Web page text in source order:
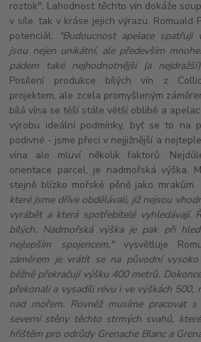
roztok". Lahodnost těchto vín dokáže
v síle, tak v kráse jejich výrazu. Romuald
potenciál:
"Budoucnost apelace
jsou nejen unikátní, ale především
pádem také nejhodnotnější (a
Posílení produkce bílých vín z
projektem, ale zcela promyšleným
bílá vína se těší stále větší oblibě a
výrobu ideální podmínky, byť se to na
podivné - jsme přeci v nejjižnější a
vína ale mluví několik faktorů.
orientace parcel, je nadmořská výška.
stejně blízko mořské pěně jako mrakům.
které jsme dříve obdělávali, již nejsou
vyrábět a která spotřebitelé vyhledávají.
bílých. Nadmořská výška je pak při
nejlepším spojencem,"vysvětluje
záměrem je vrátit se na původní
běžně překračují výšku 400 metrů.
překonali a vysadili révu i ve výškách 500,
nad mořem. Rovněž musíme pracovat
severní stěny těchto strmých svahů,
hřištěm pro odrůdy Grenache Blanc a